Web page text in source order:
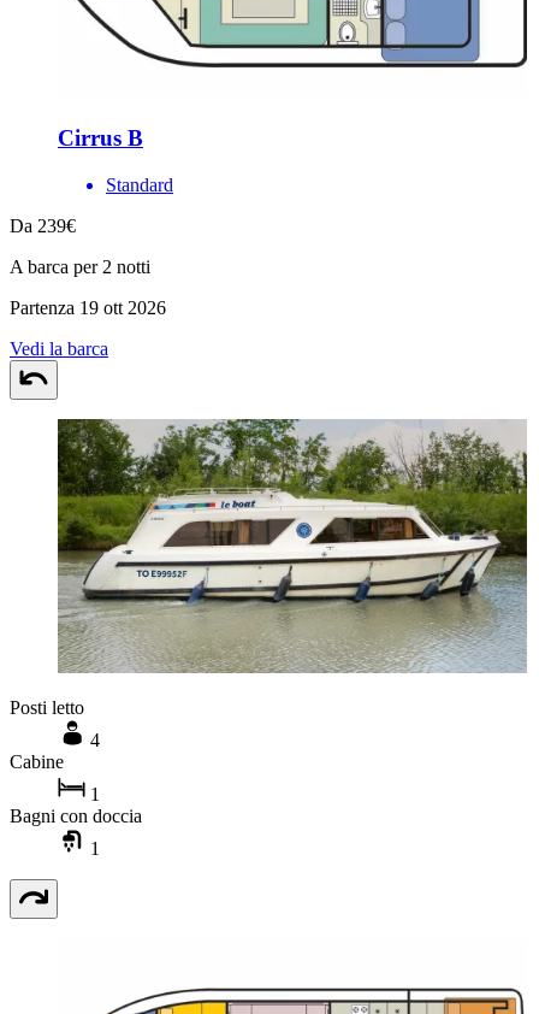
Cirrus B
Standard
Da 239€
A barca per 2 notti
Partenza 19 ott 2026
Vedi la barca
Posti letto
4
Cabine
1
Bagni con doccia
1